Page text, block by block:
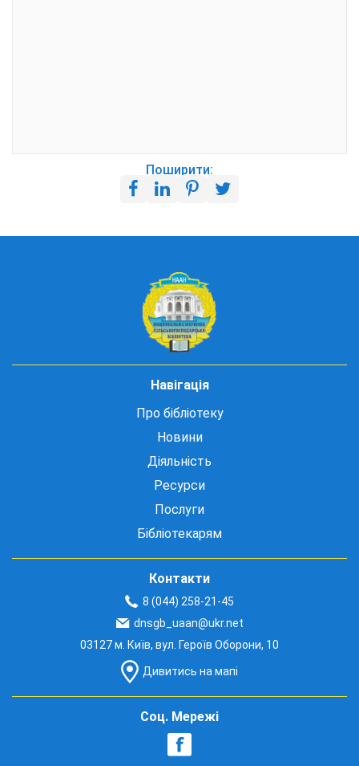
Поширити:
Навігація
Про бібліотеку
Новини
Діяльність
Ресурси
Послуги
Бібліотекарям
Контакти
8 (044) 258-21-45
dnsgb_uaan@ukr.net
03127 м. Київ, вул. Героїв Оборони, 10
Дивитись на мапі
Соц. Мережі